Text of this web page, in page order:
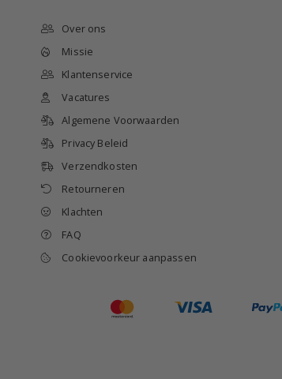
Over ons
Missie
Klantenservice
Vacatures
Algemene Voorwaarden
Privacy Beleid
Verzendkosten
Retourneren
Klachten
FAQ
Cookievoorkeur aanpassen